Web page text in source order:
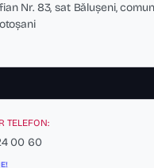
Nr. 83, sat Bălușeni,
TELEFON:
00 60